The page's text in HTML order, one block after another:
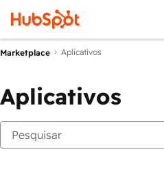
Marketplace Aplicativos
Aplicativos